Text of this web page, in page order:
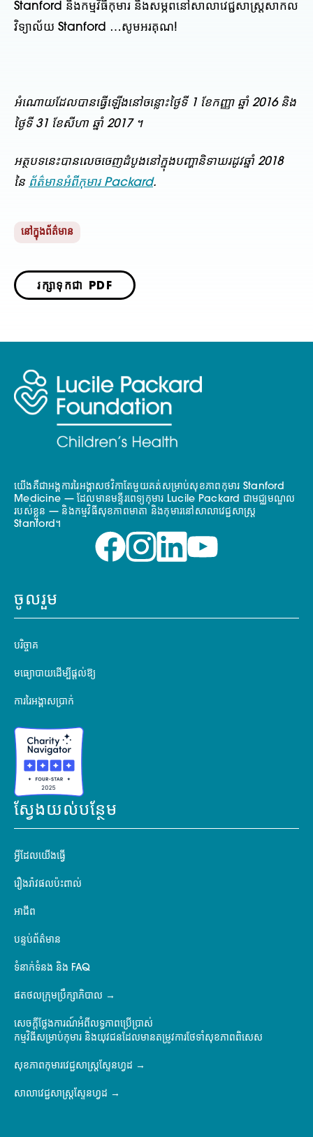
Stanford និងកម្មវិធីកុមារ និងសម្ភពនៅសាលាវេជ្ជសាស្ត្រសាកល
វិទ្យាល័យ Stanford …សូមអរគុណ!
អំណោយដែលបានធ្វើឡើងនៅចន្លោះថ្ងៃទី 1 ខែកញ្ញា ឆ្នាំ 2016 និង
ថ្ងៃទី 31 ខែសីហា ឆ្នាំ 2017 ។
អត្ថបទនេះបានលេចចេញដំបូងនៅក្នុងបញ្ហានិទាឃរដូវឆ្នាំ 2018
នៃ ព័ត៌មានអំពីកុមារ Packard.
នៅក្នុងព័ត៌មាន
រក្សាទុកជា PDF
យើងគឺជាអង្គការរៃអង្គាសថវិកាតែមួយគត់សម្រាប់សុខភាពកុមារ Stanford
Medicine — ដែលមានមន្ទីរពេទ្យកុមារ Lucile Packard ជាមជ្ឈមណ្ឌល
របស់ខ្លួន — និងកម្មវិធីសុខភាពមាតា និងកុមារនៅសាលាវេជ្ជសាស្ត្រ
Stanford។
ចូលរួម
បរិច្ចាគ
មធ្យោបាយដើម្បីផ្តល់ឱ្យ
ការរៃអង្គាសប្រាក់
ស្វែងយល់បន្ថែម
អ្វីដែលយើងធ្វើ
រឿងរ៉ាវផលប៉ះពាល់
អាជីព
បន្ទប់ព័ត៌មាន
ទំនាក់ទំនង និង FAQ
ផតថលក្រុមប្រឹក្សាភិបាល
សេចក្តីថ្លែងការណ៍អំពីលទ្ធភាពប្រើប្រាស់
កម្មវិធីសម្រាប់កុមារ និងយុវជនដែលមានតម្រូវការថែទាំសុខភាពពិសេស
សុខភាពកុមារវេជ្ជសាស្ត្រស្ទែនហ្វដ
សាលាវេជ្ជសាស្ត្រស្ទែនហ្វដ